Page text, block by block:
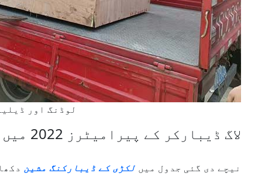
لوڈنگ اور
لاگ ڈیبارکر کے پیرامیٹرز 2022 میں ترکی بھیجے گئے۔
نیچے دی گئی جدول میں لکڑی کے ڈیبارکنگ مشین